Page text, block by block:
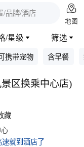
/品牌/酒店 
地图
/星级  筛选 
携带宠物 含早餐
区换乘中心店)
藏
就到酒店了